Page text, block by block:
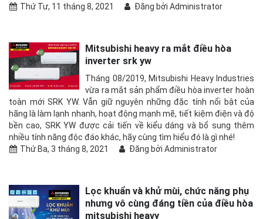
Thứ Tư, 11 tháng 8, 2021
Đăng bởi Administrator
Mitsubishi heavy ra mắt điều hòa
inverter srk yw
Tháng 08/2019, Mitsubishi Heavy Industries
vừa ra mắt sản phẩm điều hòa inverter hoàn
toàn mới SRK YW. Vẫn giữ nguyên những đặc tính nổi bật của
hãng là làm lạnh nhanh, hoạt động mạnh mẽ, tiết kiệm điện và độ
bền cao, SRK YW được cải tiến về kiểu dáng và bổ sung thêm
nhiều tính năng độc đáo khác, hãy cùng tìm hiểu đó là gì nhé!
Thứ Ba, 3 tháng 8, 2021
Đăng bởi Administrator
Lọc khuẩn và khử mùi, chức năng phụ
nhưng vô cùng đáng tiền của điều hòa
mitsubishi heavy